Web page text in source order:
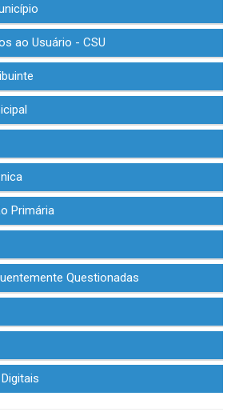
ao Usuário - CSU
Primária
Questionadas